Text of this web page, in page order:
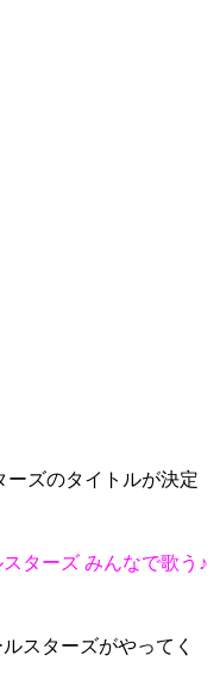
ーズのタイトルが決定
ターズ みんなで歌う♪
スターズがやってく